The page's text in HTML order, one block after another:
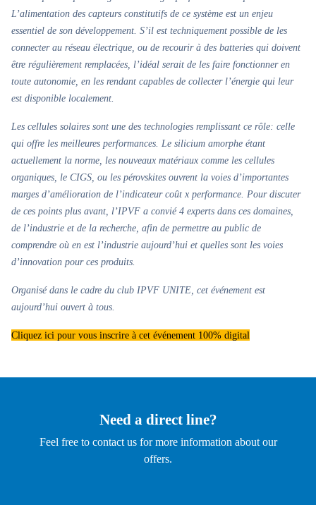
L’alimentation des capteurs constitutifs de ce système est un enjeu
essentiel de son développement. S’il est techniquement possible de les
connecter au réseau électrique, ou de recourir à des batteries qui doivent
être régulièrement remplacées, l’idéal serait de les faire fonctionner en
toute autonomie, en les rendant capables de collecter l’énergie qui leur
est disponible localement.
Les cellules solaires sont une des technologies remplissant ce rôle: celle
qui offre les meilleures performances. Le silicium amorphe étant
actuellement la norme, les nouveaux matériaux comme les cellules
organiques, le CIGS, ou les pérovskites ouvrent la voies d’importantes
marges d’amélioration de l’indicateur coût x performance. Pour discuter
de ces points plus avant, l’IPVF a convié 4 experts dans ces domaines,
de l’industrie et de la recherche, afin de permettre au public de
comprendre où en est l’industrie aujourd’hui et quelles sont les voies
d’innovation pour ces produits.
Organisé dans le cadre du club IPVF UNITE, cet événement est
aujourd’hui ouvert à tous.
Cliquez ici pour vous inscrire à cet événement 100% digital
Need a direct line?
Feel free to contact us for more information about our
offers.